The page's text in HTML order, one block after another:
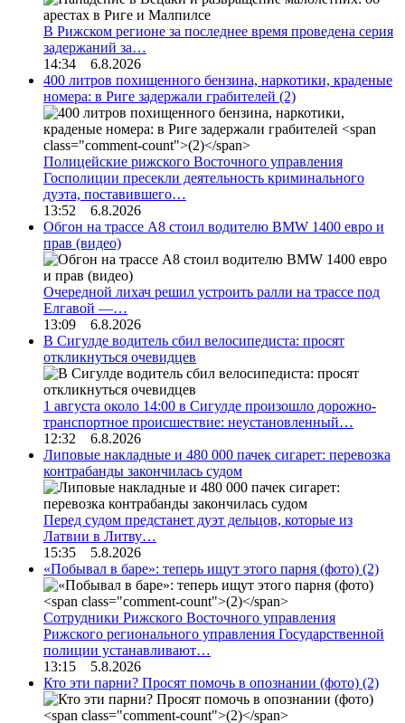
В Рижском регионе за последнее время проведена серия
задержаний за…
14:34 6.8.2026
400 литров похищенного бензина, наркотики, краденые
номера: в Риге задержали грабителей (2)
Полицейские рижского Восточного управления
Госполиции пресекли деятельность криминального
дуэта, поставившего…
13:52 6.8.2026
Обгон на трассе А8 стоил водителю BMW 1400 евро и
прав (видео)
Очередной лихач решил устроить ралли на трассе под
Елгавой —…
13:09 6.8.2026
В Сигулде водитель сбил велосипедиста: просят
откликнуться очевидцев
1 августа около 14:00 в Сигулде произошло дорожно-
транспортное происшествие: неустановленный…
12:32 6.8.2026
Липовые накладные и 480 000 пачек сигарет: перевозка
контрабанды закончилась судом
Перед судом предстанет дуэт дельцов, которые из
Латвии в Литву…
15:35 5.8.2026
«Побывал в баре»: теперь ищут этого парня (фото) (2)
Сотрудники Рижского Восточного управления
Рижского регионального управления Государственной
полиции устанавливают…
13:15 5.8.2026
Кто эти парни? Просят помочь в опознании (фото) (2)